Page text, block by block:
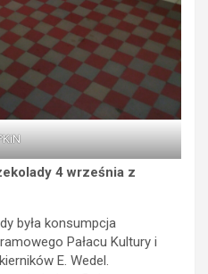
4 września z
była konsumpcja
Pałacu Kultury i
E. Wedel.